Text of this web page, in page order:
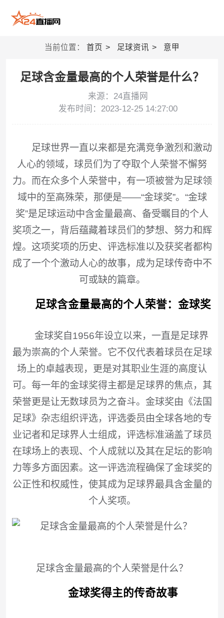
当前位置： 首页 足球资讯 意甲
足球含金量最高的个人荣誉是什么？
来源：24直播网
发布时间：2023-12-25 14:27:00
足球世界一直以来都是充满竞争激烈和激动
人心的领域，球员们为了夺取个人荣誉不懈努
力。而在众多个人荣誉中，有一项被誉为足球领
域中的至高殊荣，那便是——“金球奖”。“金球
奖”是足球运动中含金量最高、备受瞩目的个人
奖项之一，背后蕴藏着球员们的梦想、努力和辉
煌。这项奖项的历史、评选标准以及获奖者都构
成了一个个激动人心的故事，成为足球传奇中不
可或缺的篇章。
足球含金量最高的个人荣誉：金球奖
金球奖自1956年设立以来，一直是足球界
最为崇高的个人荣誉。它不仅代表着球员在足球
场上的卓越表现，更是对其职业生涯的高度认
可。每一年的金球奖得主都是足球界的焦点，其
荣誉更是让无数球员为之奋斗。金球奖由《法国
足球》杂志组织评选，评选委员由全球各地的专
业记者和足球界人士组成，评选标准涵盖了球员
在球场上的表现、个人成就以及其在足坛的影响
力等多方面因素。这一评选流程确保了金球奖的
公正性和权威性，使其成为足球界最具含金量的
个人奖项。
足球含金量最高的个人荣誉是什么？
金球奖得主的传奇故事